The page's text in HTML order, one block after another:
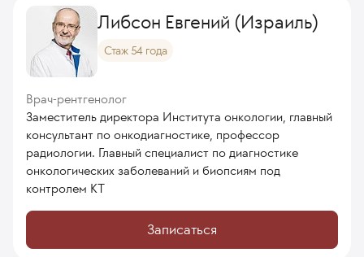
Либсон Евгений (Израиль)
Стаж 54 года
Врач-рентгенолог
Заместитель директора Института онкологии, главный
консультант по онкодиагностике, профессор
радиологии. Главный специалист по диагностике
онкологических заболеваний и биопсиям под
контролем КТ
Записаться